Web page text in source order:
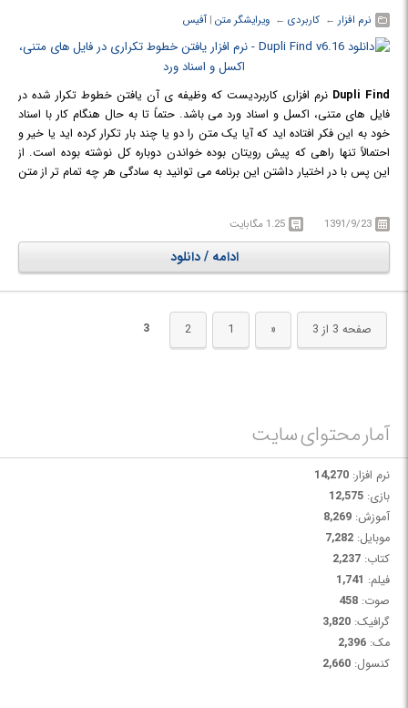
نرم افزار ← ‏ کاربردی ← ‏ ویرایشگر متن ‏| آفیس
Dupli Find نرم افزاری کاربردیست که وظیفه ی آن یافتن خطوط تکرار شده در
فایل های متنی، اکسل و اسناد ورد می باشد. حتماً تا به حال هنگام کار با اسناد
خود به این فکر افتاده اید که آیا یک متن را دو یا چند بار تکرار کرده اید یا خیر و
احتمالاً تنها راهی که پیش رویتان بوده خواندن دوباره کل نوشته بوده است. از
این پس با در اختیار داشتن این برنامه می توانید به سادگی هر چه تمام تر از متن
بهتر یاری نماید.
علاوه بر قابلیت یافتن متون می توانید از نرم افزار RL Vision Dupli Find برای
استخراج ایمیل ها از منابع مختلف، چسباندن چندین فایل متنی در قالب یک
فایل یکتا و تبدیل از یونیکس و مکینتاش به فرمت های متنی DOC و textfile
1391/9/23 1.25 مگابایت
ادامه / دانلود
صفحه 3 از 3 «
1
2
3
آمار محتوای سایت
نرم افزار: 14,270
بازی: 12,575
آموزش: 8,269
موبایل: 7,282
کتاب: 2,237
فیلم: 1,741
صوت: 458
گرافیک: 3,820
مک: 2,396
کنسول: 2,660